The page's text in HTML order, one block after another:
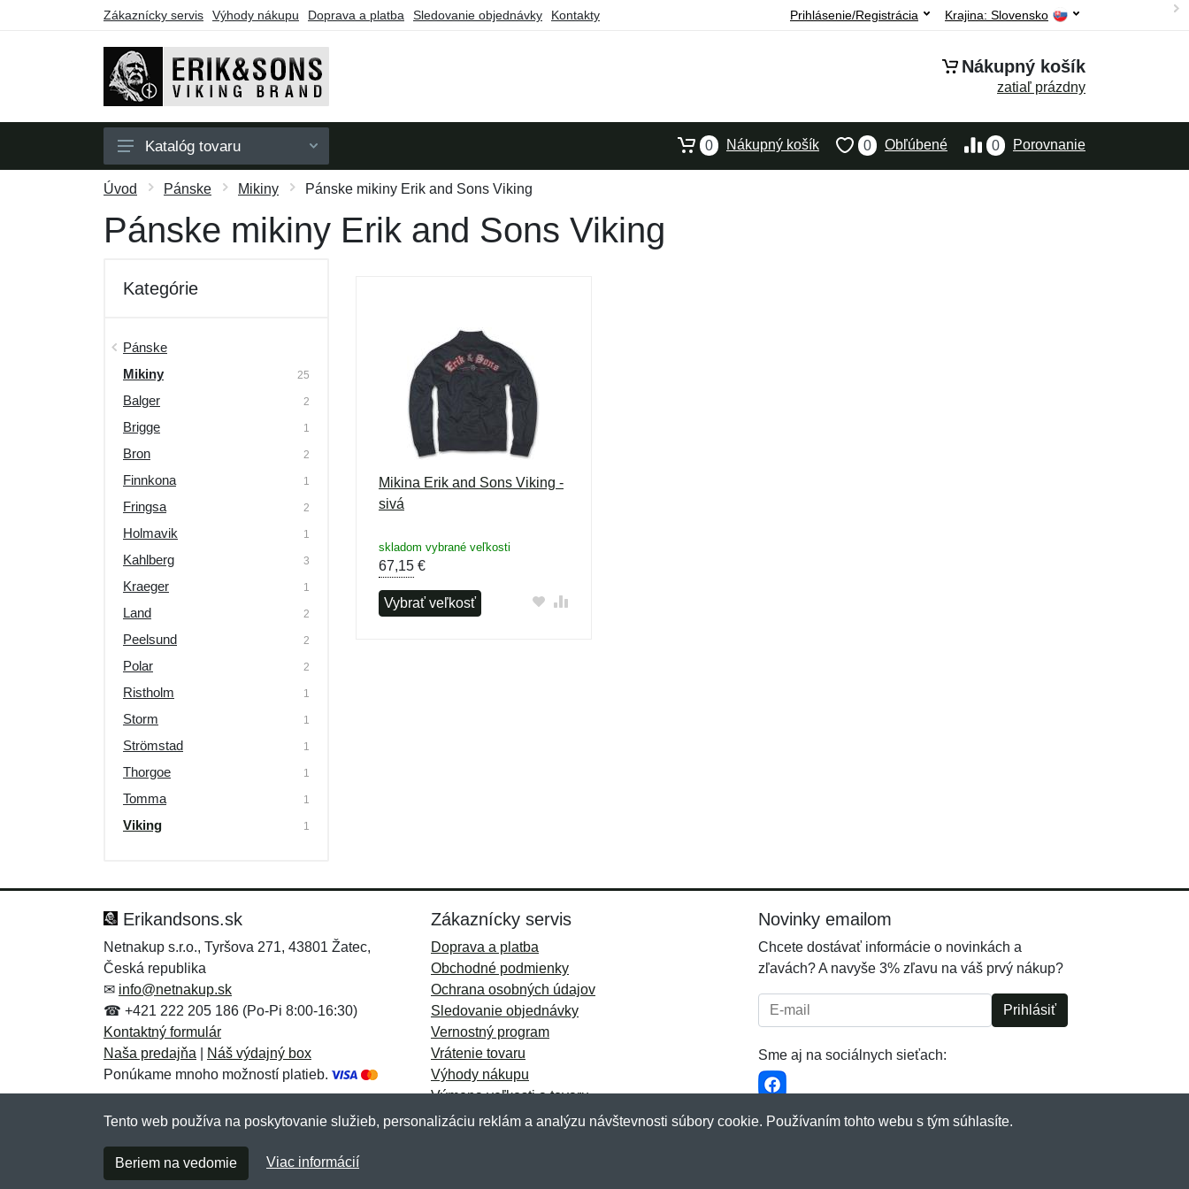
Zákaznícky servis Výhody nákupu Doprava a platba Sledovanie objednávky Kontakty Krajina: Slovensko
Prihlásenie/Registrácia
Nákupný košík
zatiaľ prázdny
Pánske
Dámske
Darčekové poukazy
Katalóg tovaru 0 Porovnanie
0 Obľúbené
0 Nákupný košík
Úvod Pánske Mikiny Pánske mikiny Erik and Sons Viking
Pánske mikiny Erik and Sons Viking
Kategórie
Pánske
Mikiny
25
Balger 2
Brigge 1
Bron 2
Finnkona 1
Fringsa 2
Holmavik 1
Kahlberg 3
Kraeger 1
Land 2
Peelsund 2
Polar 2
Ristholm 1
Storm 1
Strömstad 1
Thorgoe 1
Tomma 1
Viking 1
Mikina Erik and Sons Viking -
sivá
skladom vybrané veľkosti
67,15 €
Vybrať veľkosť
Erikandsons.sk
Netnakup s.r.o., Tyršova 271, 43801 Žatec,
Česká republika
✉ info@netnakup.sk
☎ +421 222 205 186 (Po-Pi 8:00-16:30)
Kontaktný formulár
Naša predajňa
Náš výdajný box
Ponúkame mnoho možností platieb.
Zákaznícky servis
Doprava a platba
Obchodné podmienky
Ochrana osobných údajov
Sledovanie objednávky
Vernostný program
Vrátenie tovaru
Výhody nákupu
Výmena veľkosti a tovaru
Viac informácií...
Novinky emailom
Chcete dostávať informácie o novinkách a
zľavách? A navyše 3% zľavu na váš prvý nákup?
E-mail: Prihlásiť
Sme aj na sociálnych sieťach:
Copyright © 2007-2026 (19 rokov s vami)
Tento web používa na poskytovanie služieb, personalizáciu reklám a analýzu návštevnosti súbory cookie. Používaním tohto webu s tým súhlasíte.
Beriem na vedomie Viac informácií